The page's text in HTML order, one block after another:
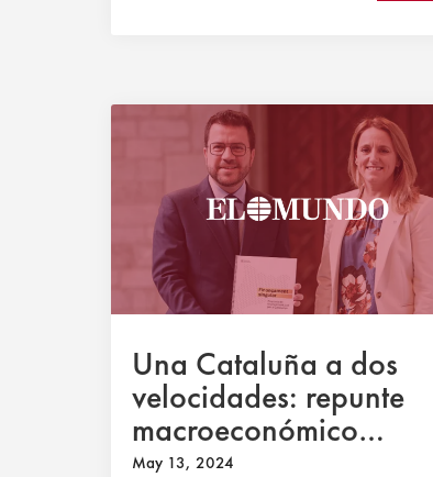
Una Cataluña a dos
velocidades: repunte
macroeconómico
lastrado por la herencia
May 13, 2024